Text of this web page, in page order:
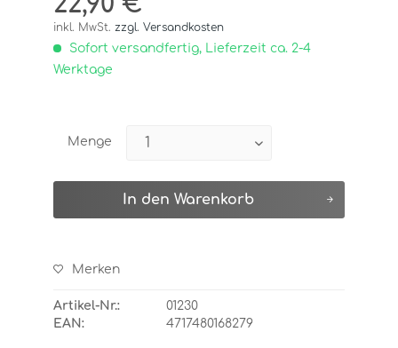
inkl. MwSt. zzgl. Versandkosten
Sofort versandfertig, Lieferzeit ca. 2-4
Werktage
Menge
In den Warenkorb
Merken
Artikel-Nr.:
01230
EAN:
4717480168279